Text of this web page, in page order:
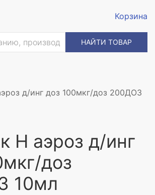
Корзина
НАЙТИ ТОВАР
д/инг доз 100мкг/доз 200ДОЗ
Н аэроз д/инг
доз
10мл